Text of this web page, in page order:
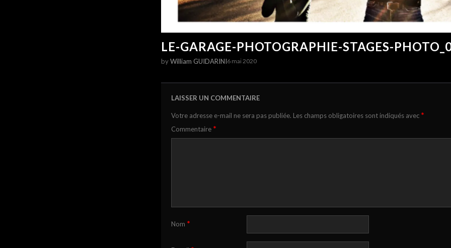
LE-GARAGE-PHOTOGRAPHIE-STAGES-
byWilliam GUIDARINI6 mai 2020
LAISSER UN COMMENTAIRE
Votre adresse e-mail ne sera pas publiée. Les champs obligatoires sont indiqués avec *
Commentaire *
Nom *